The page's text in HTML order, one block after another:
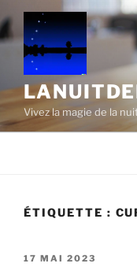
Aller
au
contenu
principal
Vivez la magie de la
ÉTIQUETTE :
PUBLIÉ
17 MAI 2023